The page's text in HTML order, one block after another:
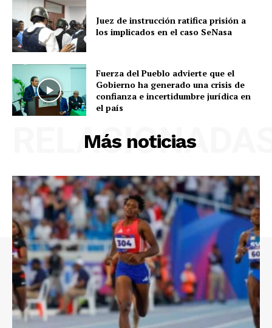
Juez de instrucción ratifica prisión a
los implicados en el caso SeNasa
Fuerza del Pueblo advierte que el
Gobierno ha generado una crisis de
confianza e incertidumbre jurídica en
el país
Más noticias